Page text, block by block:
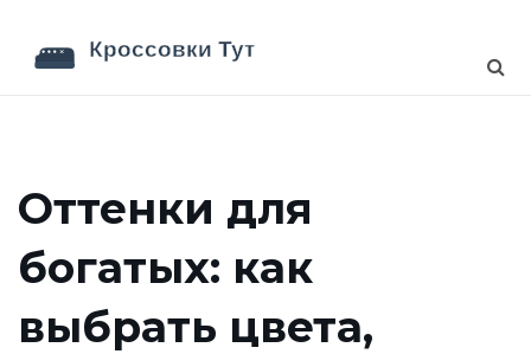
Оттенки для
богатых: как
выбрать цвета,